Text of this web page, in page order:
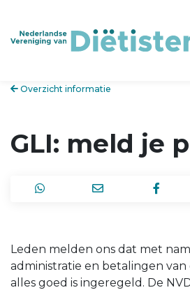
Overzicht informatie
GLI: meld je
Leden melden ons dat met
administratie en betalingen van
alles goed is ingeregeld. De